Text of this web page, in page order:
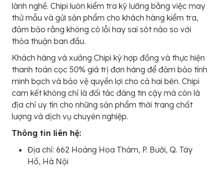
lành nghề. Chipi luôn kiểm tra kỹ lưỡng bằng việc may
thử mẫu và gửi sản phẩm cho khách hàng kiểm tra,
đảm bảo rằng không có lỗi hay sai sót nào so với
thỏa thuận ban đầu.
Khách hàng và xưởng Chipi ký hợp đồng và thực hiện
thanh toán cọc 50% giá trị đơn hàng để đảm bảo tính
minh bạch và bảo vệ quyền lợi cho cả hai bên. Chipi
cam kết không chỉ là đối tác đáng tin cậy mà còn là
địa chỉ uy tín cho những sản phẩm thời trang chất
lượng và dịch vụ chuyên nghiệp.
Thông tin liên hệ:
Địa chỉ: 662 Hoàng Hoa Thám, P. Bưởi, Q. Tây
Hồ, Hà Nội